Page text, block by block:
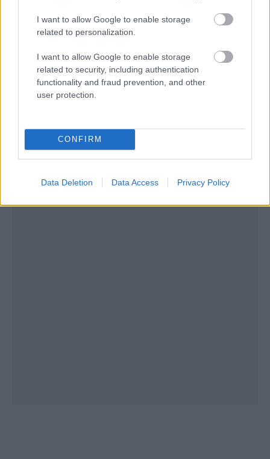
I want to allow Google to enable storage
related to personalization.
I want to allow Google to enable storage
related to security, including authentication
functionality and fraud prevention, and other
user protection.
CONFIRM
Data Deletion Data Access Privacy Policy